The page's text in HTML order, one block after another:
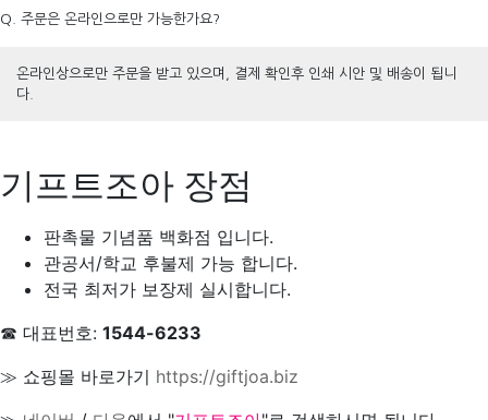
Q. 주문은 온라인으로만 가능한가요?
온라인상으로만 주문을 받고 있으며, 결제 확인후 인쇄 시안 및 배송이 됩니
다.
기프트조아 장점
판촉물 기념품 백화점 입니다.
관공서/학교 후불제 가능 합니다.
전국 최저가 보장제 실시합니다.
☎ 대표번호: 1544-6233
≫ 쇼핑몰 바로가기 https://giftjoa.biz